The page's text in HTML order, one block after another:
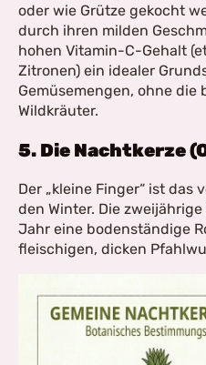
oder wie Grütze gekocht
durch ihren milden
hohen Vitamin-C-Gehalt
Zitronen) ein idealer
Gemüsemengen, ohne
Wildkräuter.
5. Die Nachtkerze
Der „kleine Finger“ ist
den Winter. Die
Jahr eine bodenständige
fleischigen, dicken